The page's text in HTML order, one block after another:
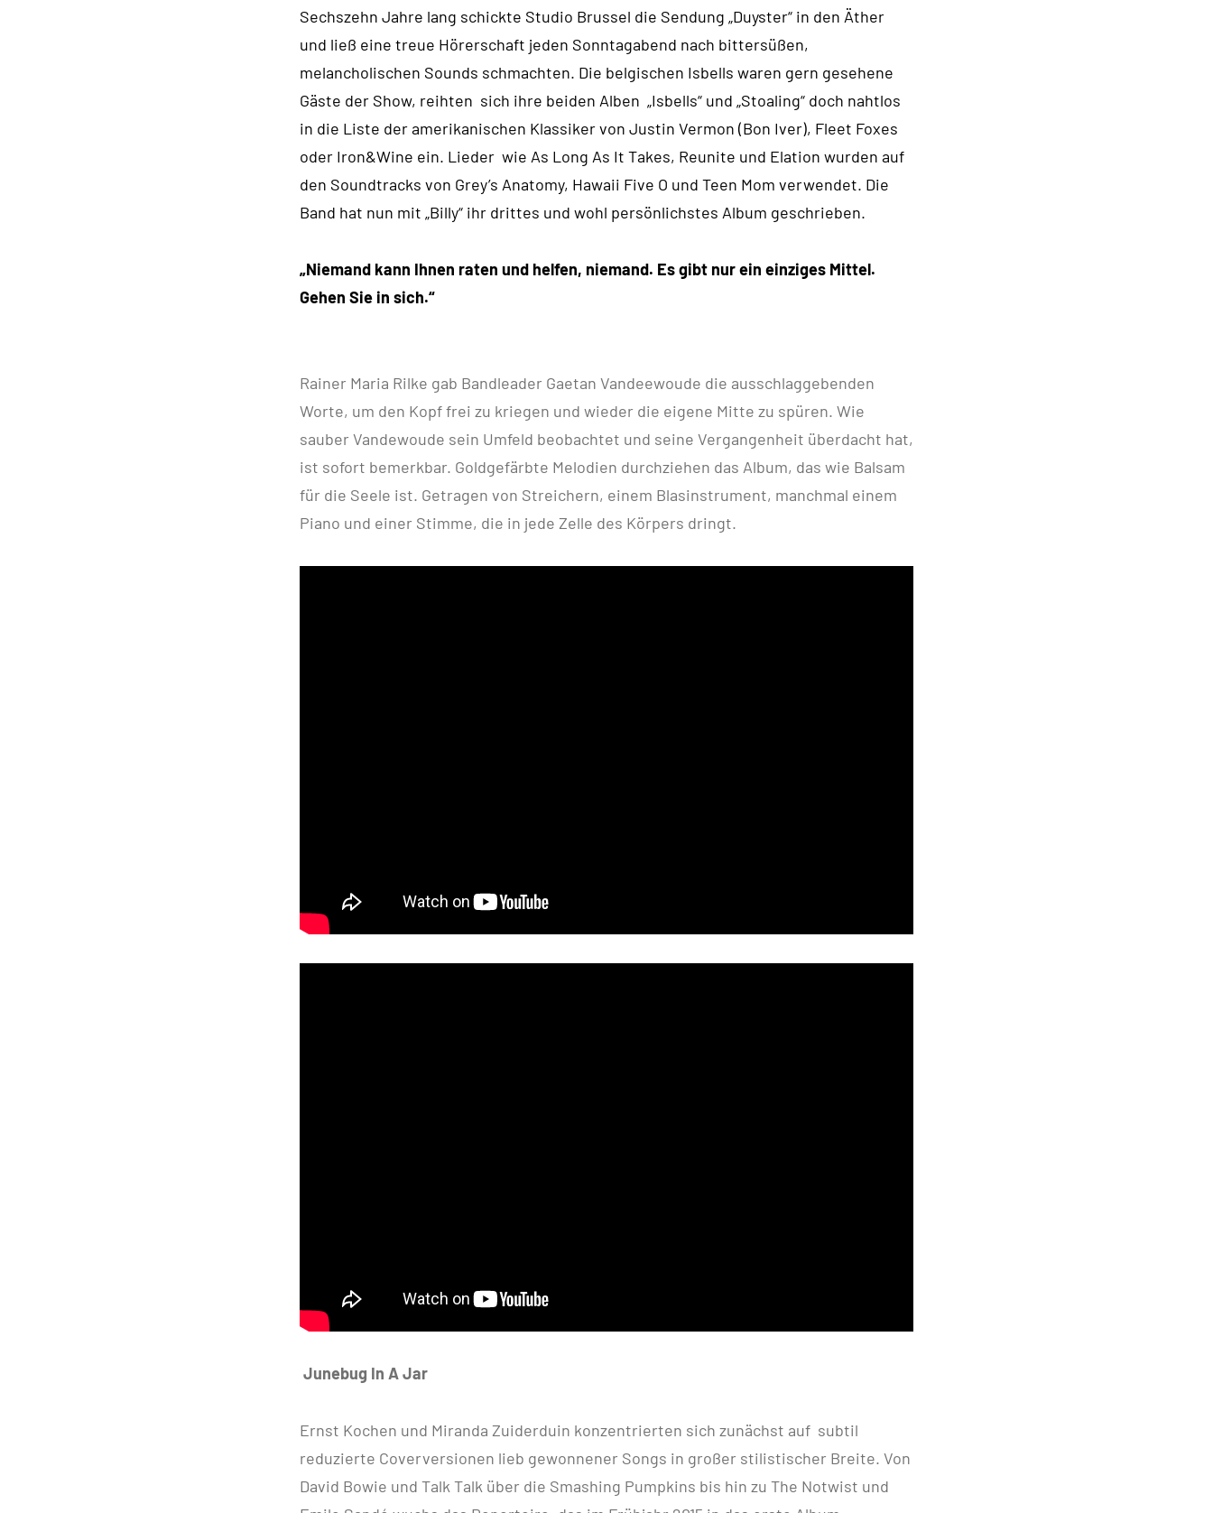
Sechszehn Jahre lang schickte Studio Brussel die Sendung „Duyster“ in den Äther
und ließ eine treue Hörerschaft jeden Sonntagabend nach bittersüßen,
melancholischen Sounds schmachten. Die belgischen Isbells waren gern gesehene
Gäste der Show, reihten sich ihre beiden Alben „Isbells“ und „Stoaling“ doch nahtlos
in die Liste der amerikanischen Klassiker von Justin Vermon (Bon Iver), Fleet Foxes
oder Iron&Wine ein. Lieder wie As Long As It Takes, Reunite und Elation wurden auf
den Soundtracks von Grey’s Anatomy, Hawaii Five O und Teen Mom verwendet. Die
Band hat nun mit „Billy“ ihr drittes und wohl persönlichstes Album geschrieben.
„Niemand kann Ihnen raten und helfen, niemand. Es gibt nur ein einziges Mittel.
Gehen Sie in sich.“
Rainer Maria Rilke gab Bandleader Gaetan Vandeewoude die ausschlaggebenden
Worte, um den Kopf frei zu kriegen und wieder die eigene Mitte zu spüren. Wie
sauber Vandewoude sein Umfeld beobachtet und seine Vergangenheit überdacht hat,
ist sofort bemerkbar. Goldgefärbte Melodien durchziehen das Album, das wie Balsam
für die Seele ist. Getragen von Streichern, einem Blasinstrument, manchmal einem
Piano und einer Stimme, die in jede Zelle des Körpers dringt.
Junebug In A Jar
Ernst Kochen und Miranda Zuiderduin konzentrierten sich zunächst auf subtil
reduzierte Coverversionen lieb gewonnener Songs in großer stilistischer Breite. Von
David Bowie und Talk Talk über die Smashing Pumpkins bis hin zu The Notwist und